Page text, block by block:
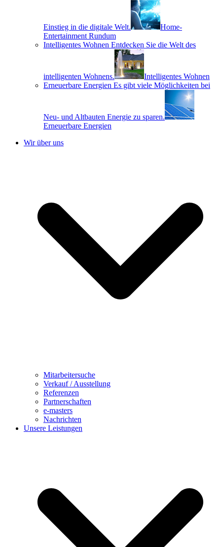
Einstieg in die digitale Welt.
Home-
Entertainment Rundum
Intelligentes Wohnen Entdecken Sie die Welt des
intelligenten Wohnens.
Intelligentes Wohnen
Erneuerbare Energien Es gibt viele Möglichkeiten bei
Neu- und Altbauten Energie zu sparen.
Erneuerbare Energien
Wir über uns
Mitarbeitersuche
Verkauf / Ausstellung
Referenzen
Partnerschaften
e-masters
Nachrichten
Unsere Leistungen